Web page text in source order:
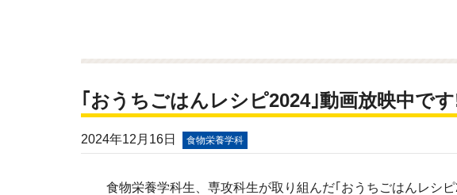
｢おうちごはんレシピ2024｣動画放映中で
2024年12月16日 食物栄養学科
食物栄養学科生、専攻科生が取り組んだ｢おうちごはんレシピ